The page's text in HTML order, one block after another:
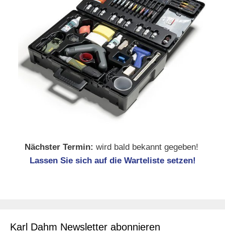
Nächster Termin: wird bald bekannt gegeben!
Lassen Sie sich auf die Warteliste setzen!
Karl Dahm Newsletter abonnieren